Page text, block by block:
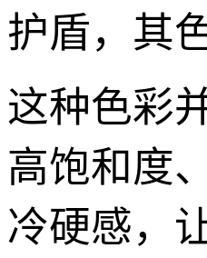
护盾，其
这种色彩
高饱和度
冷硬感，